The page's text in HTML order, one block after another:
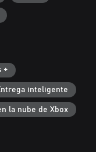
+
inteligente
la nube de Xbox